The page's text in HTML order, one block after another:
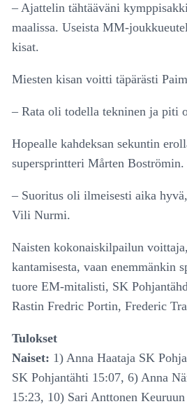
– Ajattelin tähtääväni
maalissa. Useista MM-
kisat.
Miesten kisan voitti täpärästi
– Rata oli todella tekninen ja piti
Hopealle kahdeksan sekuntin
supersprintteri Mårten Boströmin.
– Suoritus oli ilmeisesti aika
Vili Nurmi.
Naisten kokonaiskilpailun
kantamisesta, vaan enemmänkin
tuore EM-mitalisti, SK
Rastin Fredric Portin, Frederic
Tulokset
Naiset: 1) Anna Haataja SK
SK Pohjantähti 15:07, 6) Anna
15:23, 10) Sari Anttonen